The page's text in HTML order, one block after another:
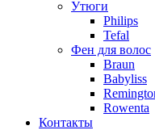
Утюги
Philips
Tefal
Фен для волос
Braun
Babyliss
Rowenta
Контакты